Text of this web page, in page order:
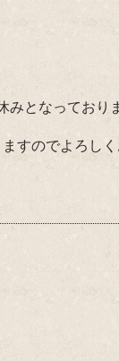
みとなってお
すのでよろし